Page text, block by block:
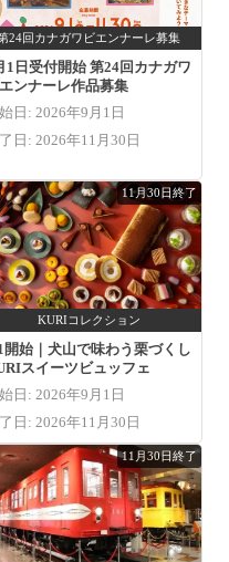
24回カナガワビエンナーレ募集
1日受付開始 第24回カナガワ
ンナーレ作品募集
日: 2026年9月1日
日: 2026年11月30日
11月30日終了
KURIコレクション
開始｜犬山で味わう栗づくし
スイーツビュッフェ
日: 2026年9月1日
日: 2026年11月30日
11月30日終了